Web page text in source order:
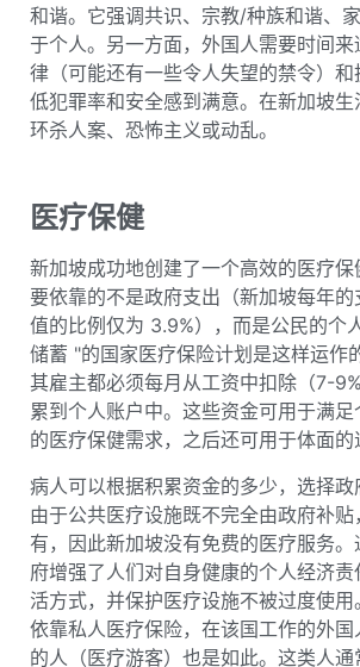
和谐。它强调共识、宗教/种族和谐、
于个人。另一方面，外国人需要时间
律（可能还有一些令人失望的禁令）
低犯罪率和安全感到满意。在新加坡
环杀人案、恐怖主义或动乱。
医疗保健
新加坡成功地创建了一个高效的医疗
要依靠的不是政府支出（新加坡每年
值的比例仅为 3.9%），而是公民的个
储蓄 "的国家医疗保险计划是这样运作
其雇主都必须每月从工资中扣除（7-
累到个人账户中。这些资金可用于满
的医疗保健需求，之后还可用于体面的
病人可以根据积累资金的多少，选择政
由于公共医疗设施既不完全由政府补
有，因此新加坡没有免费的医疗服务
府增强了人们对自身健康的个人经济
活方式，并保护医疗设施不被过度使
依靠私人医疗保险，在该国工作的外
的人（医疗游客）也是如此。这类人